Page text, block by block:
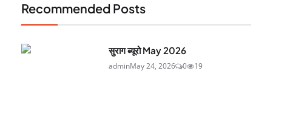
Recommended Posts
सुराग ब्यूरो May 2026
adminMay 24, 2026 0 19